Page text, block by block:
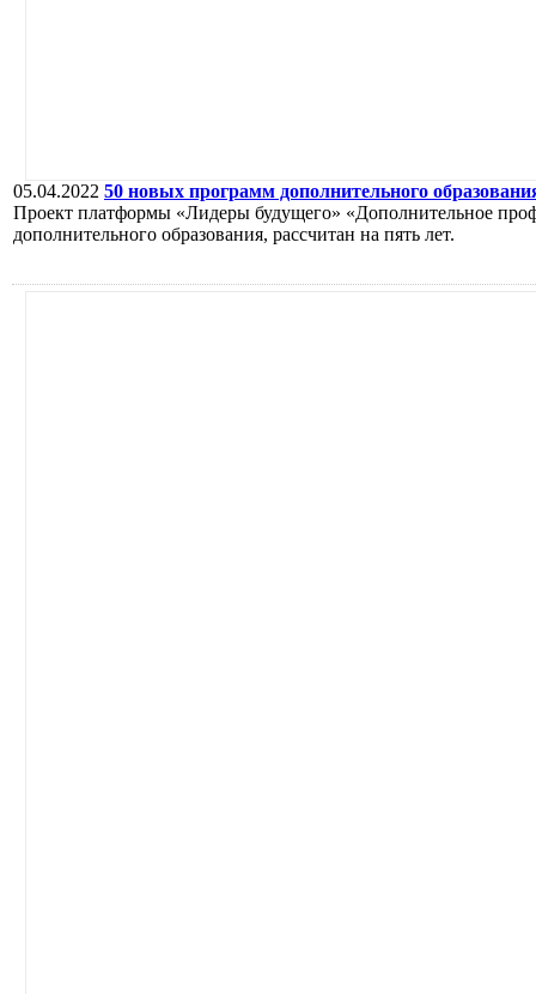
05.04.2022 50 новых программ дополнительного
Проект платформы «Лидеры будущего» «Дополнительное
дополнительного образования, рассчитан на пять лет.